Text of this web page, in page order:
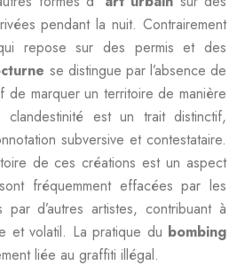
pendant la nuit. Contrairement
repose sur des permis et des
se distingue par l’absence de
de marquer un territoire de manière
est un trait distinctif,
subversive et contestataire.
de ces créations est un aspect
fréquemment effacées par les
d’autres artistes, contribuant à
et volatil. La pratique du bombing
liée au graffiti illégal.